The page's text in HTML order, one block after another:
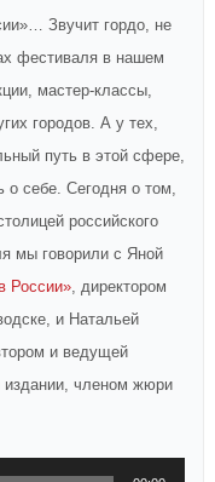
Звучит гордо, не
фестиваля в нашем
мастер-классы,
городов. А у тех,
путь в этой сфере,
о себе. Сегодня о том,
российского
мы говорили с Яной
России» , директором
и Натальей
и ведущей
издании, членом жюри